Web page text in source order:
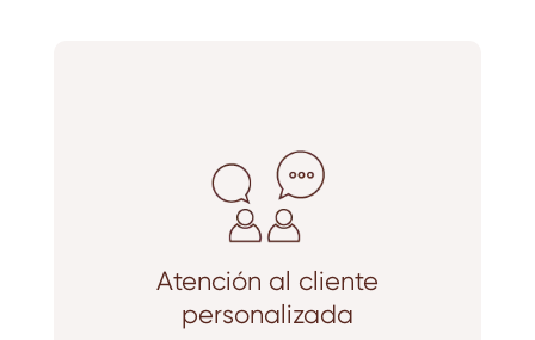
Atención al cliente
personalizada